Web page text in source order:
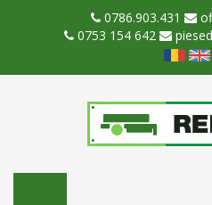
0786.903.431
0753 154 642